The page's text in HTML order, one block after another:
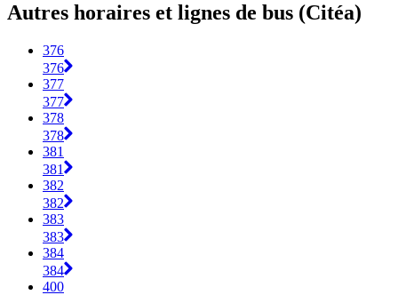
Autres horaires et lignes de bus (Citéa)
376
376
377
377
378
378
381
381
382
382
383
383
384
384
400